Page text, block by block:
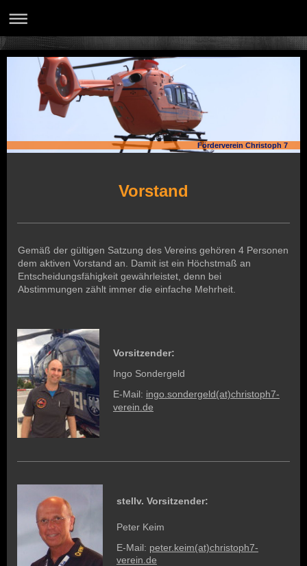
Förderverein Christoph 7
Vorstand
Gemäß der gültigen Satzung des Vereins gehören 4 Personen
dem aktiven Vorstand an. Damit ist ein Höchstmaß an
Entscheidungsfähigkeit gewährleistet, denn bei
Abstimmungen zählt immer die einfache Mehrheit.
Vorsitzender:
Ingo Sondergeld
E-Mail: ingo.sondergeld(at)christoph7-
verein.de
stellv. Vorsitzender:
Peter Keim
E-Mail: peter.keim(at)christoph7-
verein.de